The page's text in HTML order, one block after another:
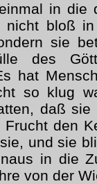
in die
nicht bloß
sie
des
hat
so klug
daß
den
und sie
in die
von der